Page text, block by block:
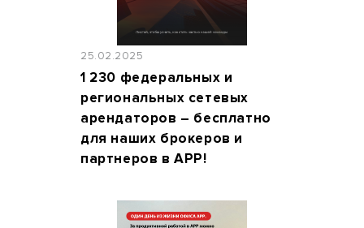
25.02.2025
1 230 федеральных и
региональных сетевых
арендаторов – бесплатно
для наших брокеров и
партнеров в АРР!